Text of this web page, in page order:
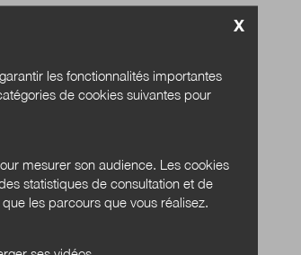
X
les fonctionnalités importantes
de cookies suivantes pour
mesurer son audience. Les cookies
statistiques de consultation et de
les parcours que vous réalisez.